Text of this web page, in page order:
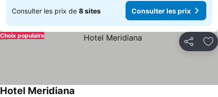
Consulter les prix de 8 sites Consulter les prix
Partager
Choix populaire
Hotel Meridiana